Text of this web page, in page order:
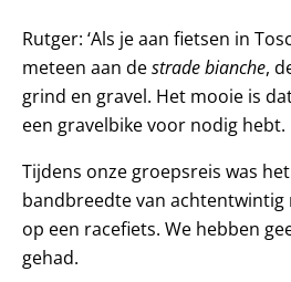
Rutger: ‘Als je aan fietsen in
meteen aan destrade bianche,
grind en gravel. Het mooie is
een gravelbike voor nodig hebt.
Tijdens onze groepsreis was
bandbreedte van
op een racefiets. We hebben
gehad.